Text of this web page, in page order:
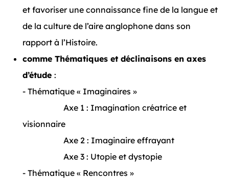
et favoriser une connaissance fine de la langue et
de la culture de l’aire anglophone dans son
rapport à l’Histoire.
comme Thématiques et déclinaisons en axes
d’étude :
- Thématique « Imaginaires »
Axe 1 : Imagination créatrice et
visionnaire
Axe 2 : Imaginaire effrayant
Axe 3 : Utopie et dystopie
- Thématique « Rencontres »